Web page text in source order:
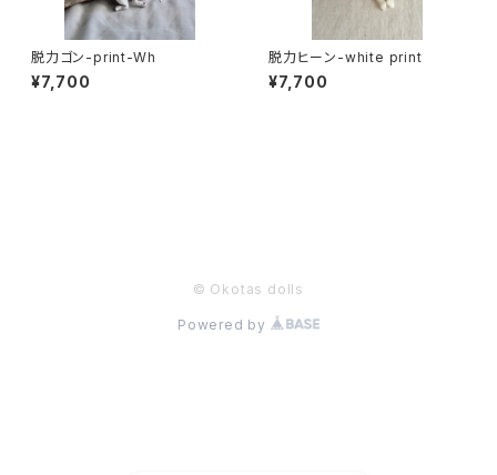
脱力ゴン-print-Wh
¥7,700
脱力ヒーン-white print
¥7,700
© Okotas dolls
Powered by